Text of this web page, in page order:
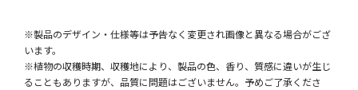
※製品のデザイン・仕様等は予告なく変更され画像と異なる場合がござ
います。
※植物の収穫時期、収穫地により、製品の色、香り、質感に違いが生じ
ることもありますが、品質に問題はございません。予めご了承くださ